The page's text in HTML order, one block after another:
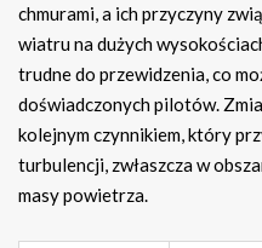
chmurami, a ich przyczyny
wiatru na dużych
trudne do przewidzenia, co
doświadczonych pilotów.
kolejnym czynnikiem, który
turbulencji, zwłaszcza w
masy powietrza.